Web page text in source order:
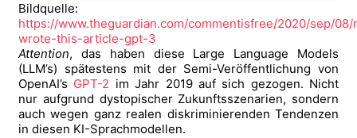
Bildquelle:
https://www.theguardian.com/commentisfree/2020/sep/
wrote-this-article-gpt-3
Attention, das haben diese Large Language Models
(LLM’s) spätestens mit der Semi-Veröffentlichung von
OpenAI’s GPT-2 im Jahr 2019 auf sich gezogen. Nicht
nur aufgrund dystopischer Zukunftsszenarien, sondern
auch wegen ganz realen diskriminierenden Tendenzen
in diesen KI-Sprachmodellen.